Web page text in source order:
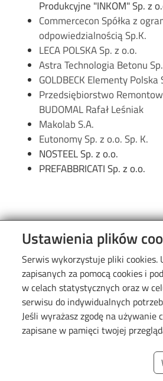
Ustawienia plików
Serwis wykorzystuje pliki cookies.
zapisanych za pomocą cookies i
w celach statystycznych oraz w
serwisu do indywidualnych
Jeśli wyrażasz zgodę na używanie
zapisane w pamięci twojej
Produkcyjne "INKOM" Sp. z
Commercecon Spółka z
odpowiedzialnością Sp.K.
LECA POLSKA Sp. z o.o.
Astra Technologia Betonu
GOLDBECK Elementy Polska
Przedsiębiorstwo
BUDOMAL Rafał Leśniak
Makolab S.A.
Eutonomy Sp. z o.o. Sp. K.
NOSTEEL Sp. z o.o.
PREFABBRICATI Sp. z o.o.
Linki